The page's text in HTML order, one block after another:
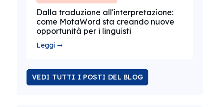
Dalla traduzione all'interpretazione:
come MotaWord sta creando nuove
opportunità per i linguisti
Leggi ➞
VEDI TUTTI I POSTI DEL BLOG